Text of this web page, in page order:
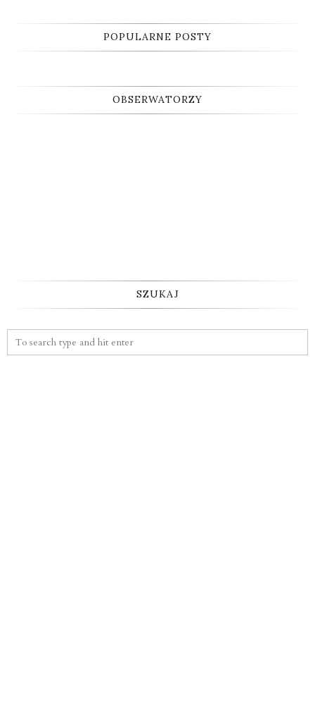
POPULARNE POSTY
OBSERWATORZY
SZUKAJ